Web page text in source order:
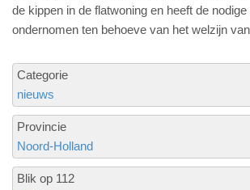
de kippen in de flatwoning en heeft de nodige
ondernomen ten behoeve van het welzijn
Categorie
nieuws
Provincie
Noord-Holland
Blik op 112